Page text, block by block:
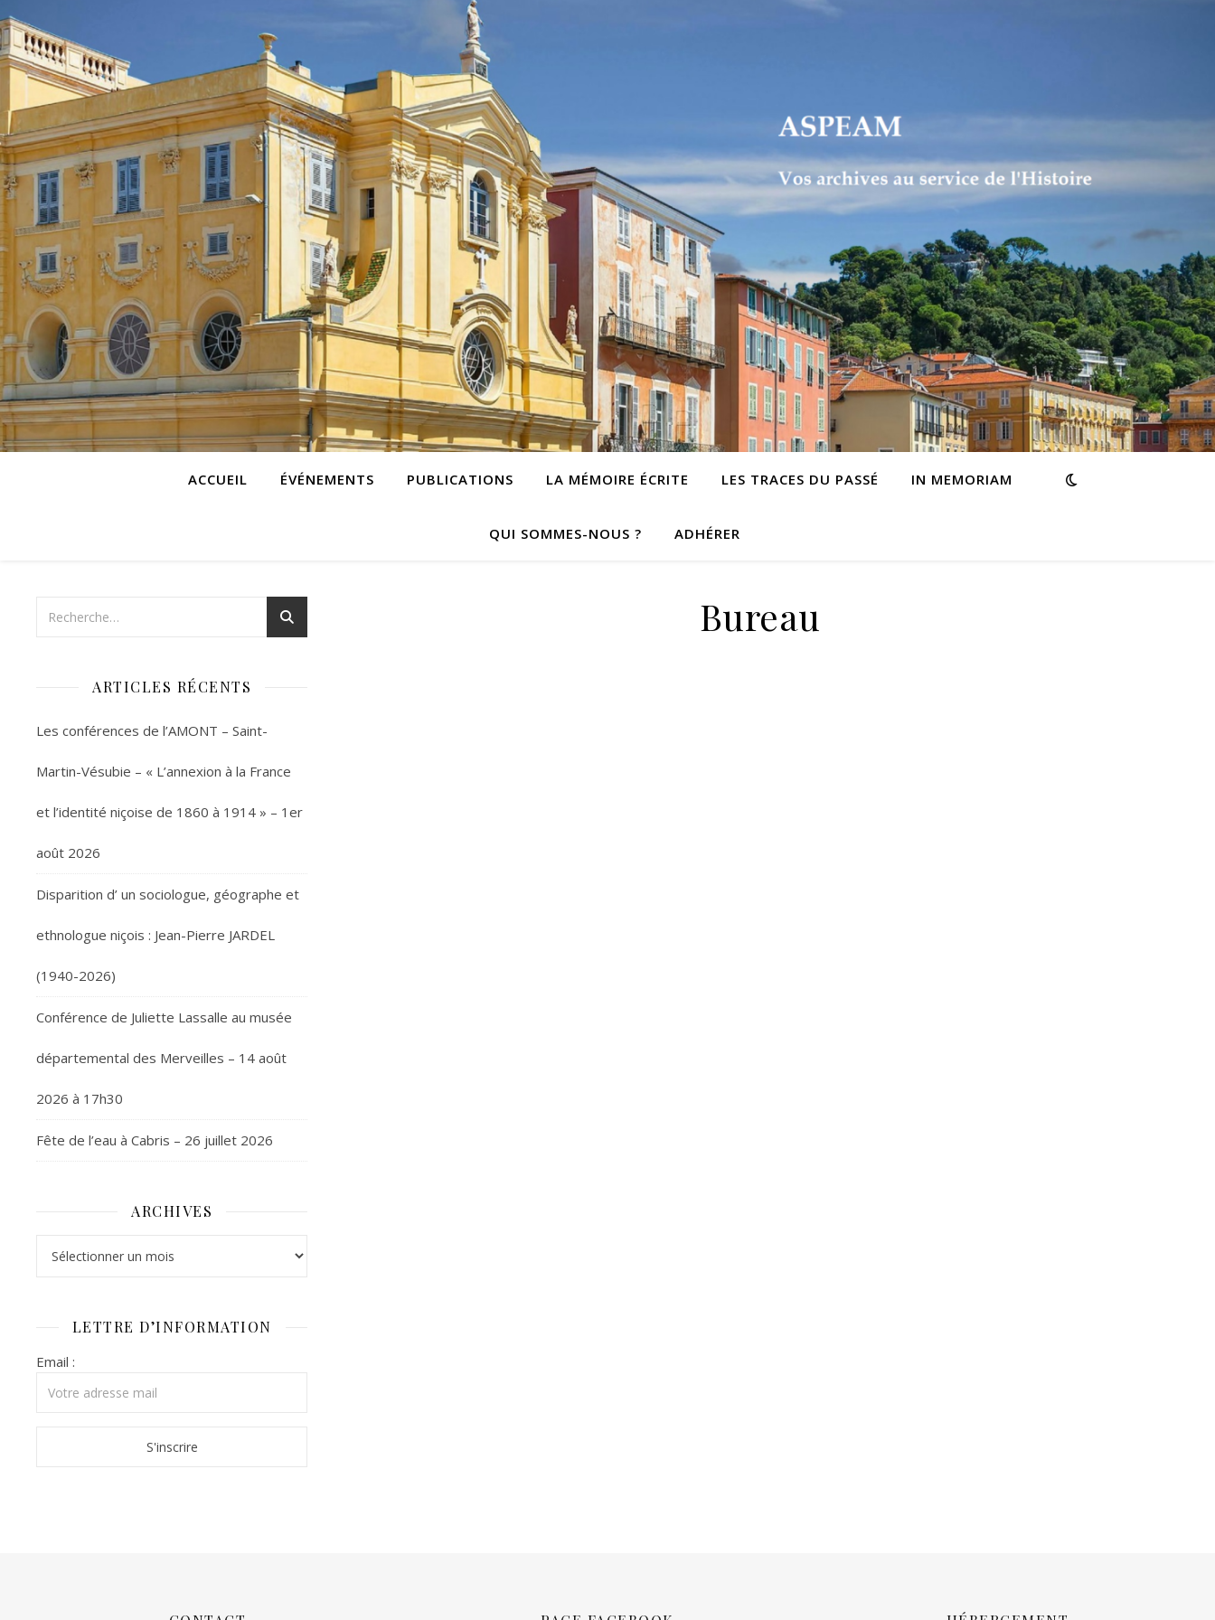
ACCUEIL ÉVÉNEMENTS PUBLICATIONS LA MÉMOIRE ÉCRITE LES TRACES DU PASSÉ IN MEMORIAM
QUI SOMMES-NOUS ? ADHÉRER
ARTICLES RÉCENTS
Les conférences de l’AMONT – Saint-
Martin-Vésubie – « L’annexion à la France
et l’identité niçoise de 1860 à 1914 » – 1er
août 2026
Disparition d’ un sociologue, géographe et
ethnologue niçois : Jean-Pierre JARDEL
(1940-2026)
Conférence de Juliette Lassalle au musée
départemental des Merveilles – 14 août
2026 à 17h30
Fête de l’eau à Cabris – 26 juillet 2026
ARCHIVES
LETTRE D’INFORMATION
Email :
Bureau